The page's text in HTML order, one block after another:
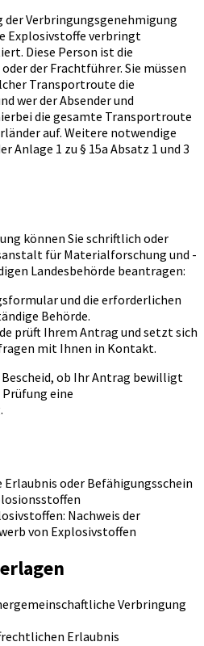
Verbringungsgenehmigung
Explosivstoffe verbringt
Diese Person ist die
der Frachtführer. Sie müssen
Transportroute die
wer der Absender und
die gesamte Transportroute
auf. Weitere notwendige
Anlage 1 zu § 15a Absatz 1 und 3
können Sie schriftlich oder
für Materialforschung und -
Landesbehörde beantragen:
und die erforderlichen
Behörde.
prüft Ihrem Antrag und setzt sich
mit Ihnen in Kontakt.
ob Ihr Antrag bewilligt
eine
oder Befähigungsschein
Nachweis der
von Explosivstoffen
Verbringung
Erlaubnis